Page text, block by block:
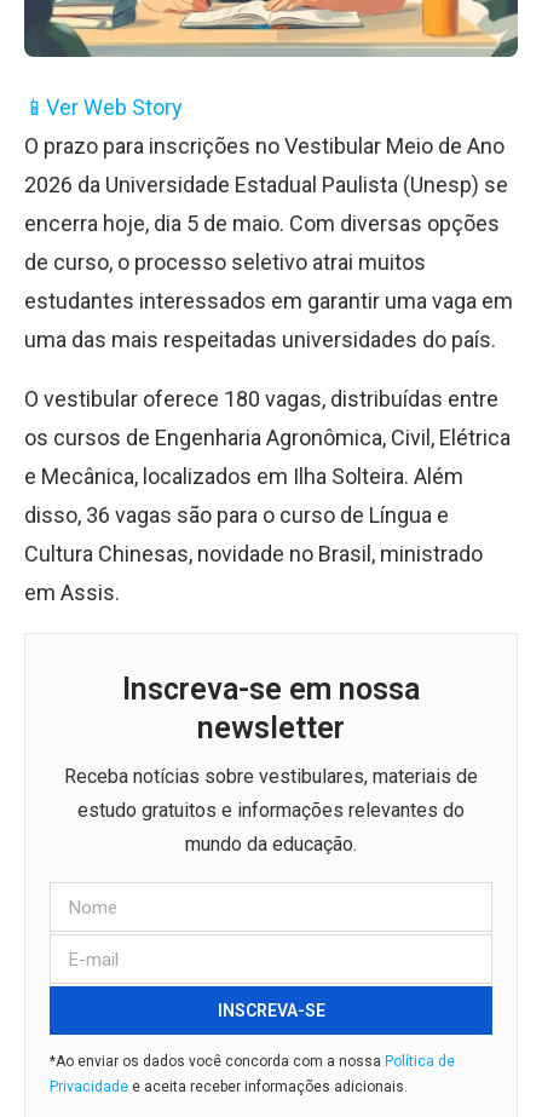
📱 Ver Web Story
O prazo para inscrições no Vestibular Meio de Ano
2026 da Universidade Estadual Paulista (Unesp) se
encerra hoje, dia 5 de maio. Com diversas opções
de curso, o processo seletivo atrai muitos
estudantes interessados em garantir uma vaga em
uma das mais respeitadas universidades do país.
O vestibular oferece 180 vagas, distribuídas entre
os cursos de Engenharia Agronômica, Civil, Elétrica
e Mecânica, localizados em Ilha Solteira. Além
disso, 36 vagas são para o curso de Língua e
Cultura Chinesas, novidade no Brasil, ministrado
em Assis.
Inscreva-se em nossa
newsletter
Receba notícias sobre vestibulares, materiais de
estudo gratuitos e informações relevantes do
mundo da educação.
INSCREVA-SE
*Ao enviar os dados você concorda com a nossa Política de
Privacidade e aceita receber informações adicionais.